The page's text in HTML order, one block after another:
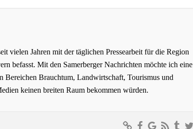
vielen Jahren mit der täglichen Pressearbeit für die Region
befasst. Mit den Samerberger Nachrichten möchte ich eine
Bereichen Brauchtum, Landwirtschaft, Tourismus und
keinen breiten Raum bekommen würden.